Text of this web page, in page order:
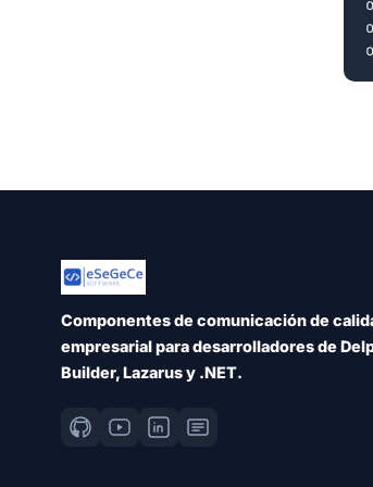
Componentes de comunicación de
empresarial para desarrolladores de
Builder, Lazarus y .NET.